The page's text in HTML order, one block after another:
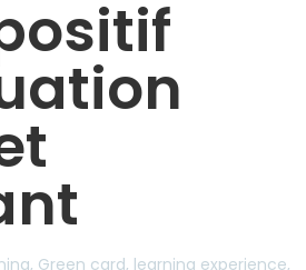
, Green card, learning experience,